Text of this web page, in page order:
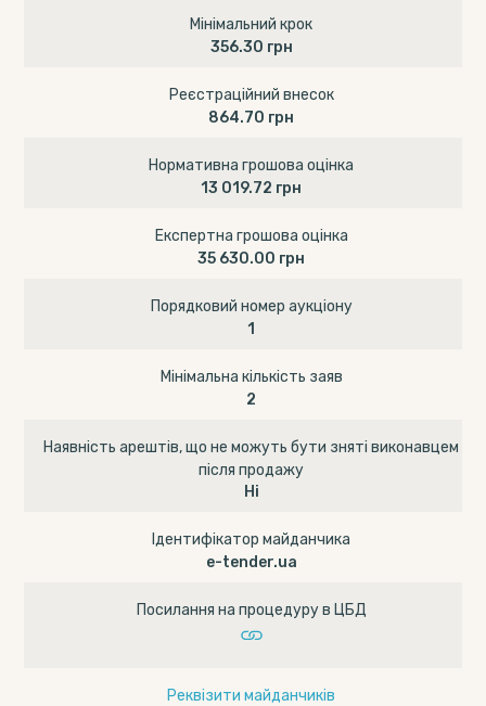
Мінімальний крок
356.30 грн
Реєстраційний внесок
864.70 грн
Нормативна грошова оцінка
13 019.72 грн
Експертна грошова оцінка
35 630.00 грн
Порядковий номер аукціону
1
Мінімальна кількість заяв
2
Наявність арештів, що не можуть бути зняті виконавцем
після продажу
Ні
Ідентифікатор майданчика
e-tender.ua
Посилання на процедуру в ЦБД
Реквізити майданчиків